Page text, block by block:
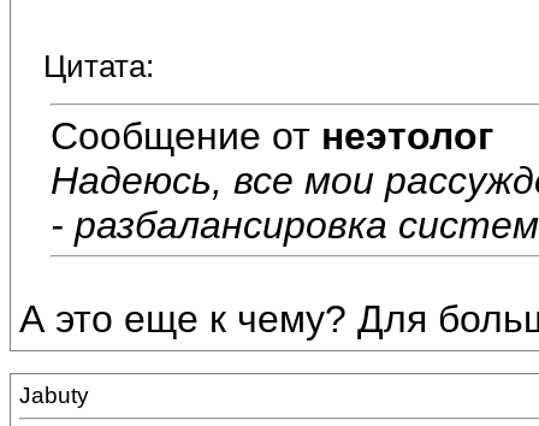
Цитата:
Сообщение от неэтолог
Надеюсь, все мои
- разбалансировка
А это еще к чему? Для
Jabuty